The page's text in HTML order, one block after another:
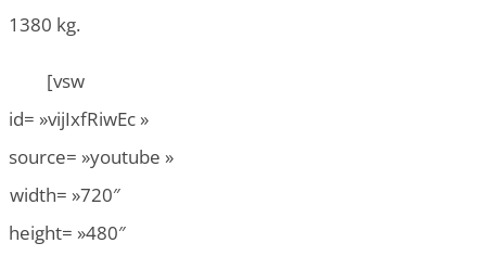
1380 kg.
[vsw
id= »vijIxfRiwEc »
source= »youtube »
width= »720″
height= »480″